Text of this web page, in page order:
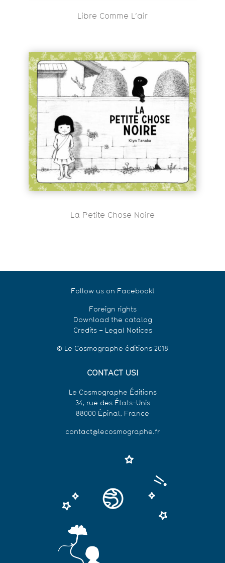
Libre Comme L’air
La Petite Chose Noire
Follow us on Facebook!
Foreign rights
Download the catalog
Credits – Legal Notices
© Le Cosmographe éditions 2018
CONTACT US!
Le Cosmographe Éditions
34, rue des États-Unis
88000 Épinal, France
contact@lecosmographe.fr